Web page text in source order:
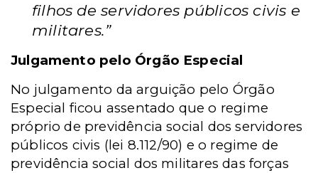
filhos de servidores públicos civis e
militares.”
Julgamento pelo Órgão Especial
No julgamento da arguição pelo Órgão
Especial ficou assentado que o regime
próprio de previdência social dos servidores
públicos civis (lei 8.112/90) e o regime de
previdência social dos militares das forças